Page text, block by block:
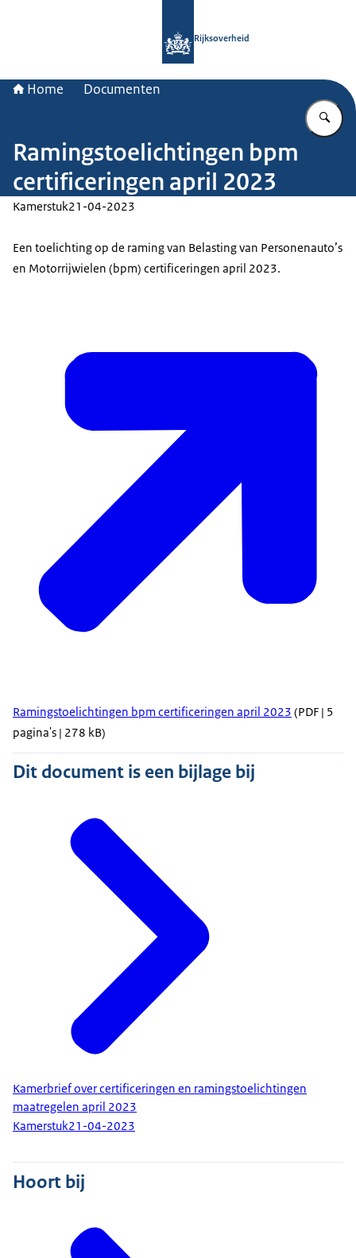
Rijksoverheid
Home Documenten
Ramingstoelichtingen bpm
certificeringen april 2023
Kamerstuk21-04-2023
Een toelichting op de raming van Belasting van Personenauto’s
en Motorrijwielen (bpm) certificeringen april 2023.
Ramingstoelichtingen bpm certificeringen april 2023 (PDF | 5
pagina's | 278 kB)
Dit document is een bijlage bij
Kamerbrief over certificeringen en ramingstoelichtingen
maatregelen april 2023
Kamerstuk21-04-2023
Hoort bij